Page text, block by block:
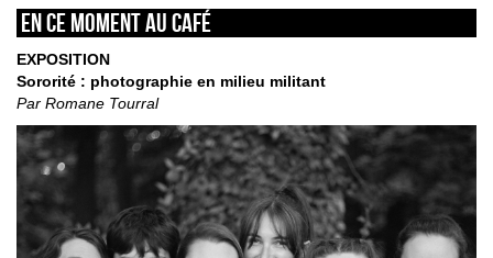
En ce moment au café
EXPOSITION
Sororité : photographie en milieu militant
Par Romane Tourral